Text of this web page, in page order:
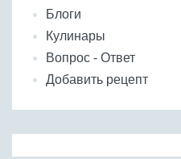
Блоги
Кулинары
Вопрос - Ответ
Добавить рецепт